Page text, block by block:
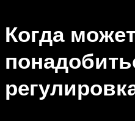
Когда